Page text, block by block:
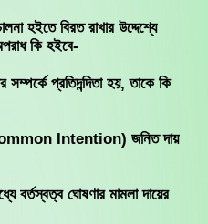
হইতে বিরত রাখার উদ্দেশ্যে
কি হইবে-
প্রতিদন্দিতা হয়, তাকে কি
Common Intention) জনিত দায়
বর্তস্বত্ব ঘোষণার মামলা দায়ের